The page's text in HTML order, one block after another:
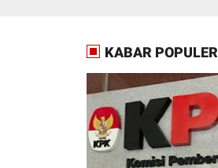
KABAR POPULER